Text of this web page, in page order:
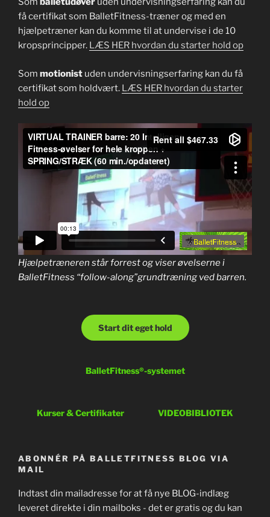
få certifikat som BalletFitness-træner og med en
hjælpetræner kan du komme til at undervise i de 10
kropsprincipper. LÆS HER hvordan du starter hold op
Som motionist uden undervisningserfaring kan du få
certifikat som holdvært. LÆS HER hvordan du starter
hold op
Hjælpetræneren står forrest og viser øvelserne i
BalletFitness “follow-along”grundtræning ved barren.
Start dit eget hold
BalletFitness®-systemet
Kurser & Certifikater VIDEOBIBLIOTEK
ABONNÉR PÅ BALLETFITNESS BLOG VIA
MAIL
Indtast din mailadresse for at få nye BLOG-indlæg
leveret direkte i din mailboks - det er gratis og du kan